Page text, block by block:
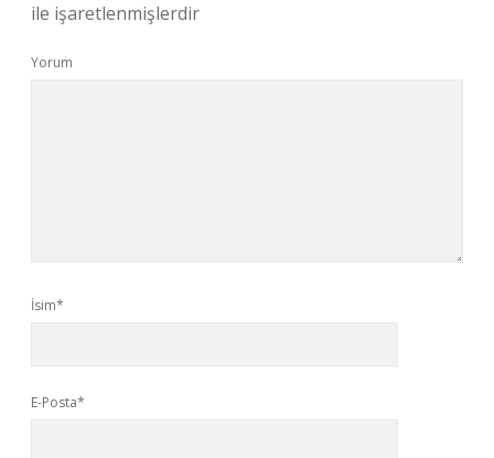
ile işaretlenmişlerdir
Yorum
İsim*
E-Posta*